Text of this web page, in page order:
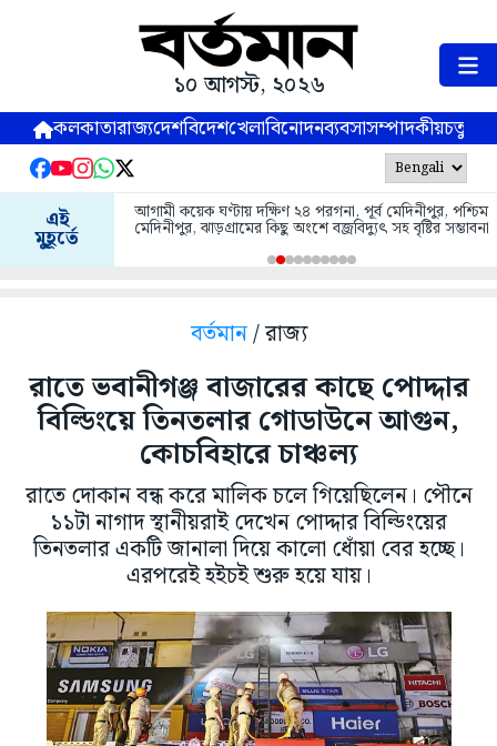
১০ আগস্ট, ২০২৬
কলকাতারাজ্যদেশবিদেশখেলাবিনোদনব্যবসাসম্পাদকীয়
এই
মুহূর্তে
আগামী কয়েক ঘণ্টায় দক্ষিণ ২৪ পরগনা, পূর্ব মেদিনীপুর, পশ্চিম
মেদিনীপুর, ঝাড়গ্রামের কিছু অংশে বজ্রবিদ্যুৎ সহ বৃষ্টির সম্ভাবনা
বর্তমান/ রাজ্য
রাতে ভবানীগঞ্জ বাজারের কাছে পোদ্দার
বিল্ডিংয়ে তিনতলার গোডাউনে আগুন,
কোচবিহারে চাঞ্চল্য
রাতে দোকান বন্ধ করে মালিক চলে গিয়েছিলেন। পৌনে
১১টা নাগাদ স্থানীয়রাই দেখেন পোদ্দার বিল্ডিংয়ের
তিনতলার একটি জানালা দিয়ে কালো ধোঁয়া বের হচ্ছে।
এরপরেই হইচই শুরু হয়ে যায়।